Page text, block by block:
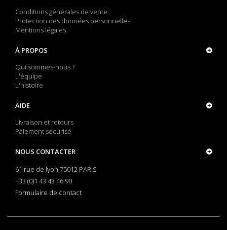
Conditions générales de vente
Protection des données personnelles
Mentions légales
À PROPOS
Qui sommes-nous ?
L'équipe
L'histoire
AIDE
Livraison et retours
Paiement sécurisé
NOUS CONTACTER
61 rue de lyon 75012 PARIS
+33 (0)1 43 43 46 90
Formulaire de contact